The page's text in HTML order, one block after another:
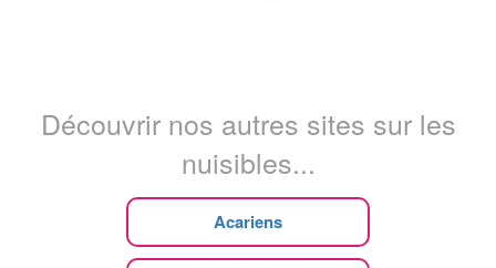
Découvrir nos autres sites sur les
nuisibles...
Acariens